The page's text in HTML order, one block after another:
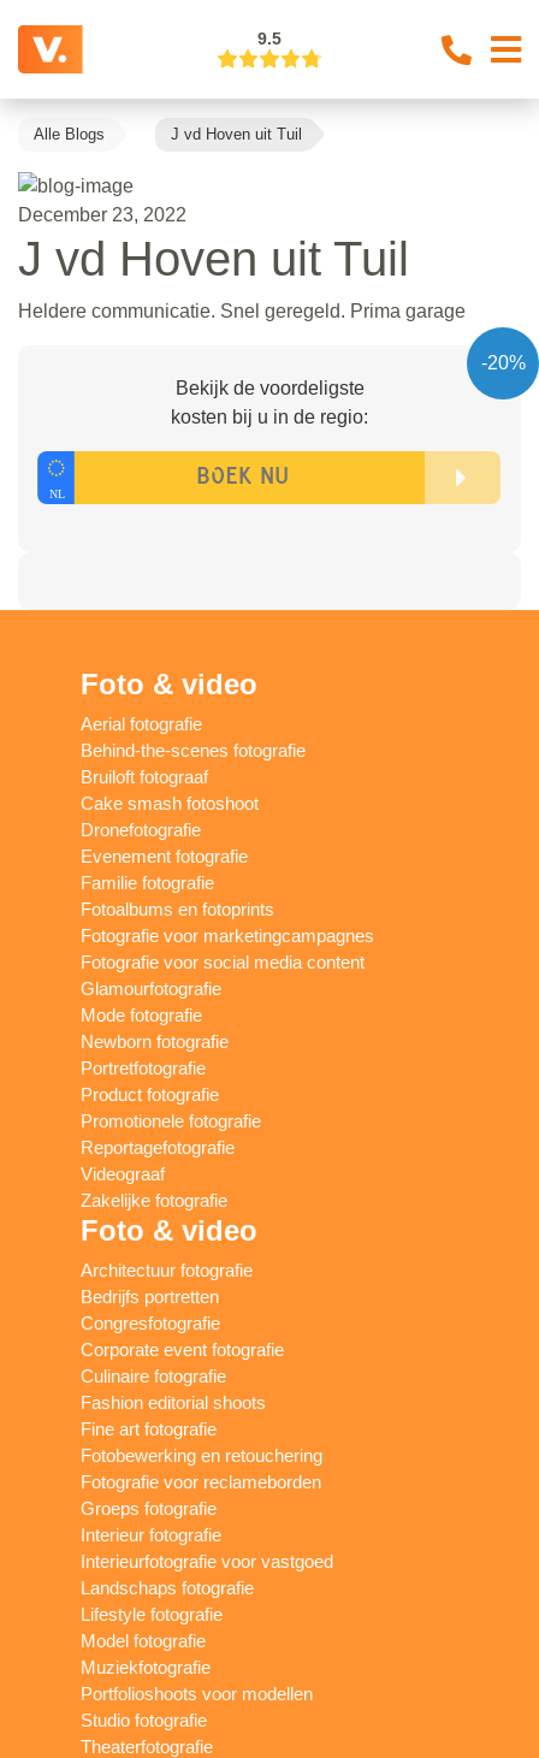
9.5
Alle Blogs J vd Hoven uit Tuil
December 23, 2022
J vd Hoven uit Tuil
Heldere communicatie. Snel geregeld. Prima garage
-20%
Bekijk de voordeligste
kosten bij u in de regio:
Foto & video
Aerial fotografie
Behind-the-scenes fotografie
Bruiloft fotograaf
Cake smash fotoshoot
Dronefotografie
Evenement fotografie
Familie fotografie
Fotoalbums en fotoprints
Fotografie voor marketingcampagnes
Fotografie voor social media content
Glamourfotografie
Mode fotografie
Newborn fotografie
Portretfotografie
Product fotografie
Promotionele fotografie
Reportagefotografie
Videograaf
Zakelijke fotografie
Foto & video
Architectuur fotografie
Bedrijfs portretten
Congresfotografie
Corporate event fotografie
Culinaire fotografie
Fashion editorial shoots
Fine art fotografie
Fotobewerking en retouchering
Fotografie voor reclameborden
Groeps fotografie
Interieur fotografie
Interieurfotografie voor vastgoed
Landschaps fotografie
Lifestyle fotografie
Model fotografie
Muziekfotografie
Portfolioshoots voor modellen
Studio fotografie
Theaterfotografie